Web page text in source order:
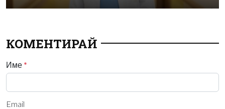
КОМЕНТИРАЙ
Име *
Email